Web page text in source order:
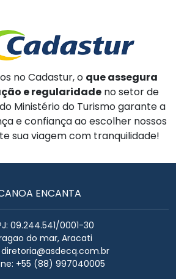
no Cadastur, o que assegura
e regularidade no setor de
Ministério do Turismo garante a
e confiança ao escolher nossos
sua viagem com tranquilidade!
ENCANTA
09.244.541/0001-30
do mar, Aracati
diretoria@asdecq.com.br
+55 (88) 997040005